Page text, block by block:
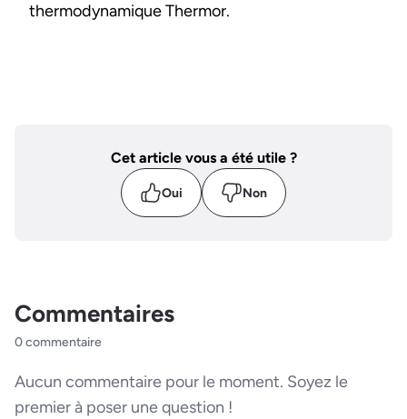
thermodynamique Thermor.
Cet article vous a été utile ?
Oui Non
Commentaires
0 commentaire
Aucun commentaire pour le moment. Soyez le
premier à poser une question !